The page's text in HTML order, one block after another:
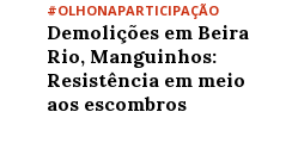
#OLHONAPARTICIPAÇÃO
Demolições em Beira
Rio, Manguinhos:
Resistência em meio
aos escombros